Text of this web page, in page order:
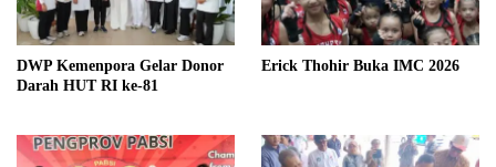
DWP Kemenpora Gelar Donor
Darah HUT RI ke-81
Erick Thohir Buka IMC 2026